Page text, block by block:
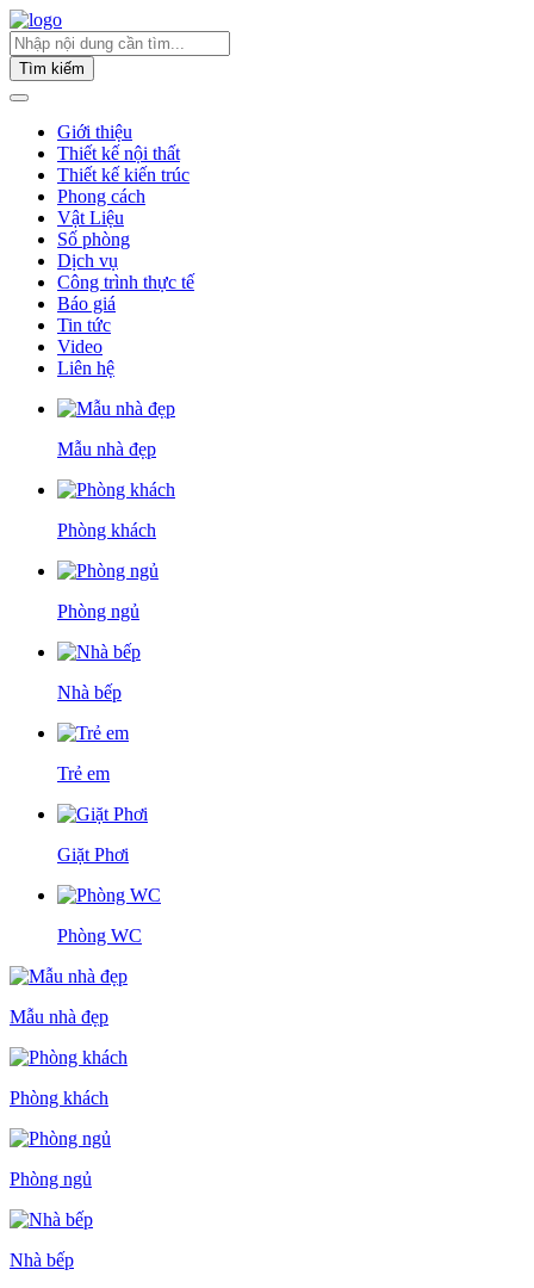
Tìm kiếm
Giới thiệu
Thiết kế nội thất
Thiết kế kiến trúc
Phong cách
Vật Liệu
Số phòng
Dịch vụ
Công trình thực tế
Báo giá
Tin tức
Video
Liên hệ
Mẫu nhà đẹp
Phòng khách
Phòng ngủ
Nhà bếp
Trẻ em
Giặt Phơi
Phòng WC
Mẫu nhà đẹp
Phòng khách
Phòng ngủ
Nhà bếp